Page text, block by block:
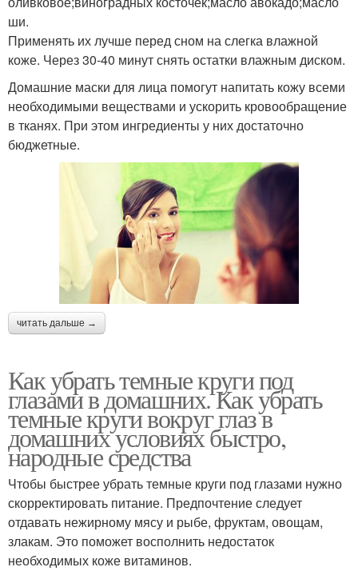
ши.
Применять их лучше перед сном на слегка влажной
коже. Через 30-40 минут снять остатки влажным диском.
Домашние маски для лица помогут напитать кожу всеми
необходимыми веществами и ускорить кровообращение
в тканях. При этом ингредиенты у них достаточно
бюджетные.
читать дальше →
Как убрать темные круги под
глазами в домашних. Как убрать
темные круги вокруг глаз в
домашних условиях быстро,
народные средства
Чтобы быстрее убрать темные круги под глазами нужно
скорректировать питание. Предпочтение следует
отдавать нежирному мясу и рыбе, фруктам, овощам,
злакам. Это поможет восполнить недостаток
необходимых коже витаминов.